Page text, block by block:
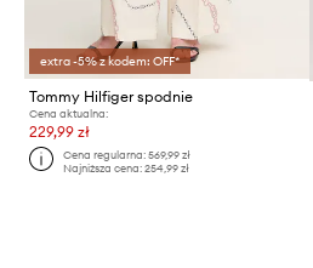
extra -5% z kodem: OFF*
Tommy Hilfiger spodnie
Cena aktualna:
229,99 zł
Cena regularna:569,99 zł
Najniższa cena:254,99 zł